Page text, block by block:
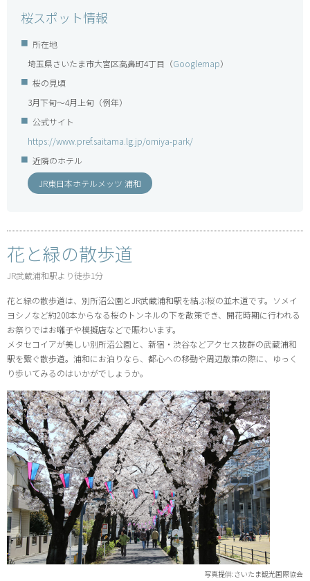
桜スポット情報
所在地
埼玉県さいたま市大宮区高鼻町4丁目（Googlemap）
桜の見頃
3月下旬～4月上旬（例年）
公式サイト
https://www.pref.saitama.lg.jp/omiya-park/
近隣のホテル
JR東日本ホテルメッツ 浦和
花と緑の散歩道
JR武蔵浦和駅より徒歩1分
花と緑の散歩道は、別所沼公園とJR武蔵浦和駅を結ぶ桜の並木道です。ソメイ
ヨシノなど約200本からなる桜のトンネルの下を散策でき、開花時期に行われる
お祭りではお囃子や模擬店などで賑わいます。
メタセコイアが美しい別所沼公園と、新宿・渋谷などアクセス抜群の武蔵浦和
駅を繋ぐ散歩道。浦和にお泊りなら、都心への移動や周辺散策の際に、ゆっく
り歩いてみるのはいかがでしょうか。
写真提供:さいたま観光国際協会